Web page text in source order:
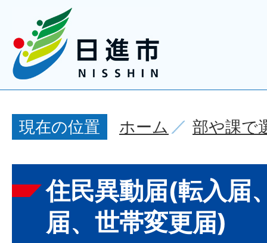
現在の位置 ホーム 部や課で
住民異動届(転入届
届、世帯変更届)